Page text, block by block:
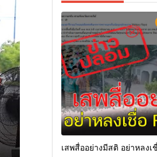
เสพสื่ออย่างมีสติ อย่าหลงเ